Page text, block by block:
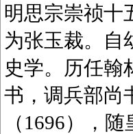
明思宗崇祯十
为张玉裁。自
史学。历任翰
书，调兵部尚
（1696），